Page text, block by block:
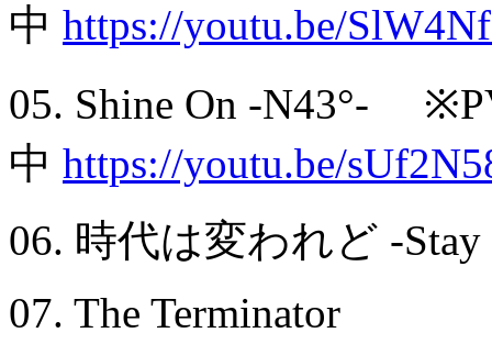
中 https://youtu.be/
05. Shine On -N43°-
中 https://youtu.be/
06. 時代は変われど -Stay
07. The Terminator